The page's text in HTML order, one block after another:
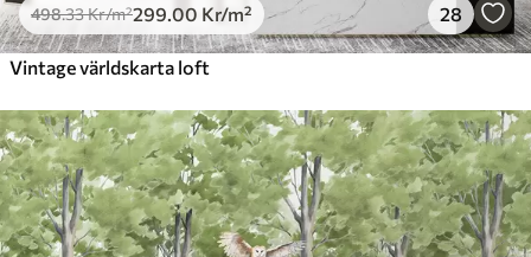
498.33Kr/m²299 .00 Kr/m² 28
Vintage världskarta loft